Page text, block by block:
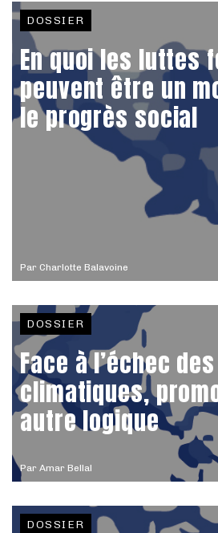
Par Charlotte Balavoine
DOSSIER
En quoi les luttes
peuvent être un
le progrès social
Par Amar Bellal
DOSSIER
Face à l’échec
climatiques,
autre logique
DOSSIER